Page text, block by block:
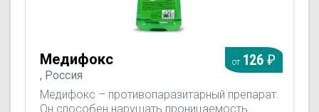
Медифокс
, Россия
Медифокс – противопаразитарный препарат.
Он способен нарушать проницаемость
от 126